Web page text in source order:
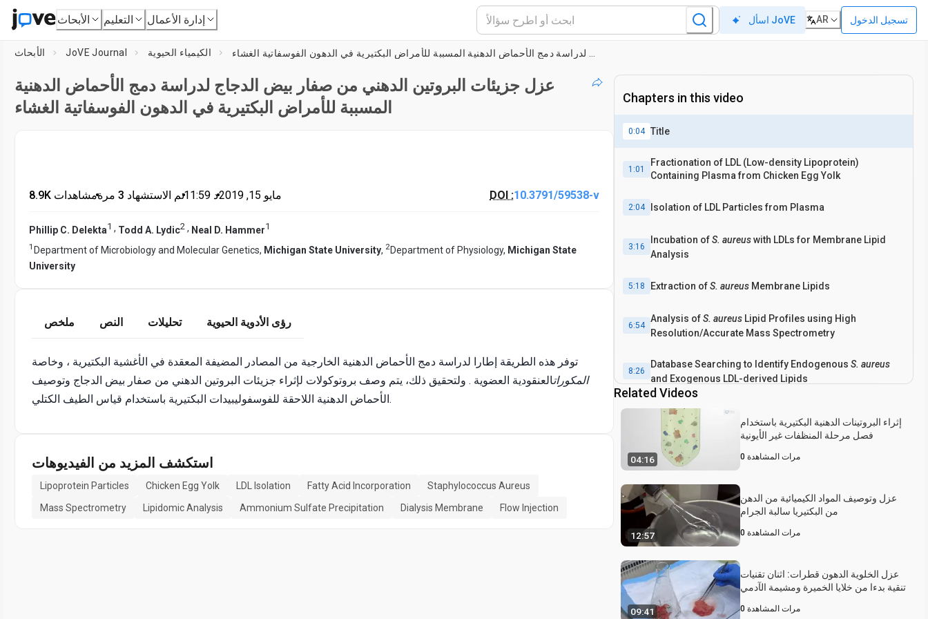
الأبحاث التعليم إدارة الأعمال اسأل JoVE AR تسجيل الدخول
الأبحاث JoVE Journal الكيمياء الحيوية
عزل جزيئات البروتين الدهني من صفار بيض الدجاج لدراسة دمج الأحماض الدهنية
المسببة للأمراض البكتيرية في الدهون الفوسفاتية الغشاء
8.9K مشاهدات• تم الاستشهاد 3 مرة•11:59 د• مايو 15, 2019 DOI :10.3791/59538-v
Phillip C. Delekta1 , Todd A. Lydic2 , Neal D. Hammer1
1 Department of Microbiology and Molecular Genetics, Michigan State University, 2Department of Physiology, Michigan State
University
ملخص النص تحليلات رؤى الأدوية الحيوية
توفر هذه الطريقة إطارا لدراسة دمج الأحماض الدهنية الخارجية من المصادر المضيفة المعقدة في الأغشية البكتيرية ، وخاصة
المكوراتالعنقودية العضوية . ولتحقيق ذلك، يتم وصف بروتوكولات لإثراء جزيئات البروتين الدهني من صفار بيض الدجاج وتوصيف
الأحماض الدهنية اللاحقة للفوسفوليبيدات البكتيرية باستخدام قياس الطيف الكتلي.
استكشف المزيد من الفيديوهات
Lipoprotein Particles Chicken Egg Yolk LDL Isolation Fatty Acid Incorporation
Staphylococcus Aureus
Mass Spectrometry
Lipidomic Analysis Ammonium Sulfate Precipitation Dialysis Membrane Flow Injection
Chapters in this video
0:04 Title
1:01
Fractionation of LDL (Low-density Lipoprotein)
Containing Plasma from Chicken Egg Yolk
2:04 Isolation of LDL Particles from Plasma
3:16
Incubation ofS. aureuswith LDLs for Membrane Lipid
Analysis
5:18 Extraction ofS. aureus Membrane Lipids
6:54
Analysis ofS. aureus Lipid Profiles using High
Resolution/Accurate Mass Spectrometry
8:26
Database Searching to Identify Endogenous S. aureus
and Exogenous LDL-derived Lipids
Results: Fatty Acid Composition of
Phospholipids Cultured with Chicken LDLs
11:29 Conclusion
Related Videos
04:16
إثراء البروتينات الدهنية البكتيرية باستخدام
فصل مرحلة المنظفات غير الأيونية
0 مرات المشاهدة
12:57
عزل وتوصيف المواد الكيميائية من الدهن
من البكتيريا سالبة الجرام
0 مرات المشاهدة
09:41
عزل الخلوية الدهون قطرات: اثنان تقنيات
تنقية بدءا من خلايا الخميرة ومشيمة الآدمي
0 مرات المشاهدة